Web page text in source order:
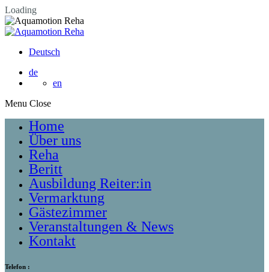
Loading
Deutsch
de
en
Menu
Home
Über uns
Reha
Beritt
Ausbildung Reiter:in
Vermarktung
Gästezimmer
Veranstaltungen & News
Kontakt
Telefon :